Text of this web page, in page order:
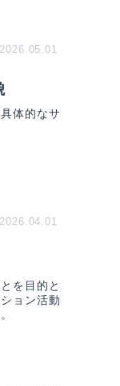
2026.05.01
体的なサ
2026.04.01
を目的と
ョン活動